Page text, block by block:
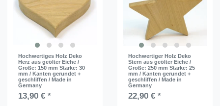
Hochwertiges Holz Deko
Herz aus geölter Eiche /
Größe: 150 mm Stärke: 30
mm / Kanten gerundet +
geschliffen / Made in
Germany
13,90 € *
Hochwertiger Holz Deko
Stern aus geölter Eiche /
Größe: 250 mm Stärke: 25
mm / Kanten gerundet +
geschliffen / Made in
Germany
22,90 € *